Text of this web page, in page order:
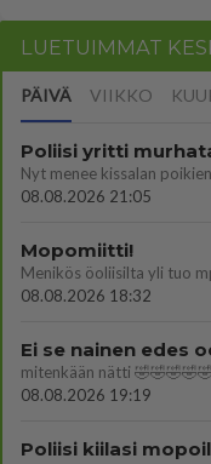
LUETUIMMAT
PÄIVÄ VIIKKO
Poliisi yritti
08.08.2026 21:05
Mopomiitti!
08.08.2026 18:32
Ei se nainen edes
mitenkään nätti 🤣🤣🤣🤣🤣
08.08.2026 19:19
Poliisi kiilasi